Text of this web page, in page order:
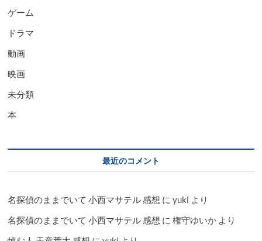
ゲーム
ドラマ
動画
映画
未分類
本
最近のコメント
名探偵のままでいて 小西マサテル 感想 にyuki より
名探偵のままでいて 小西マサテル 感想 に権守ゆいか より